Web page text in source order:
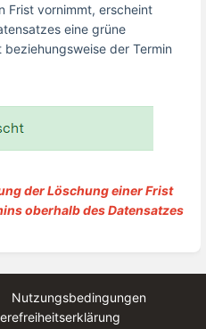
Frist vornimmt, erscheint
eine grüne
der Termin
der Löschung einer Frist
oberhalb des Datensatzes
Nutzungsbedingungen